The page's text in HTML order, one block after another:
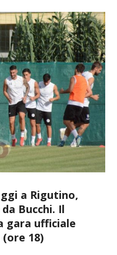
a Rigutino,
Bucchi. Il
gara ufficiale
18)